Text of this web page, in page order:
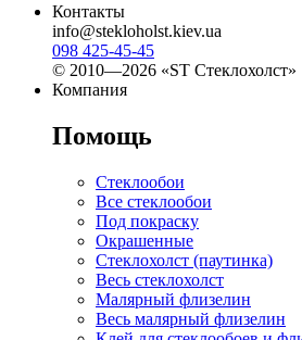
Контакты
info@stekloholst.kiev.ua
098 425-45-45
© 2010—2026 «ST Стеклохолст»
Компания
Помощь
Стеклообои
Все стеклообои
Под покраску
Окрашенные
Стеклохолст (паутинка)
Весь стеклохолст
Малярный флизелин
Весь малярный флизелин